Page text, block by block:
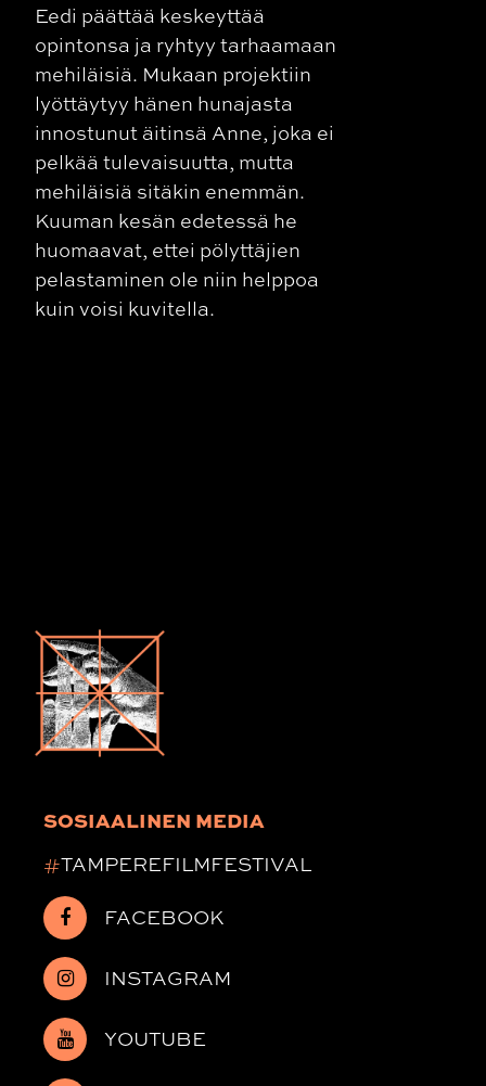
Eedi päättää keskeyttää
opintonsa ja ryhtyy tarhaamaan
mehiläisiä. Mukaan projektiin
lyöttäytyy hänen hunajasta
innostunut äitinsä Anne, joka ei
pelkää tulevaisuutta, mutta
mehiläisiä sitäkin enemmän.
Kuuman kesän edetessä he
huomaavat, ettei pölyttäjien
pelastaminen ole niin helppoa
kuin voisi kuvitella.
SOSIAALINEN MEDIA
#TAMPEREFILMFESTIVAL
FACEBOOK
INSTAGRAM
YOUTUBE